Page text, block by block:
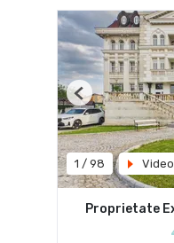
1 / 98 Video
Previous
Proprietate